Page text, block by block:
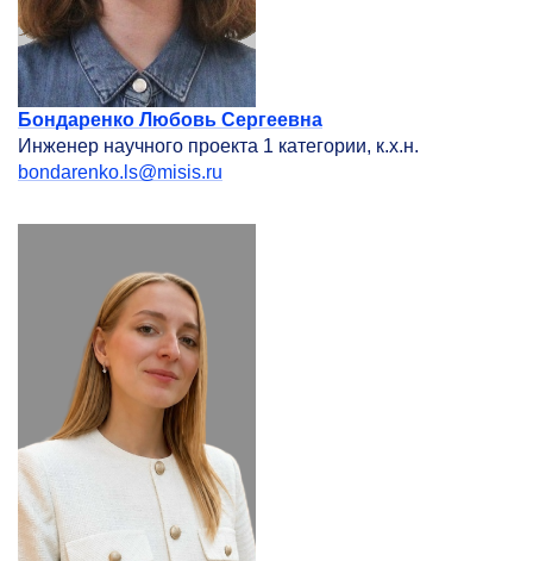
Бондаренко Любовь Сергеевна
Инженер научного проекта 1 категории, к.х.н.
bondarenko.ls@misis.ru